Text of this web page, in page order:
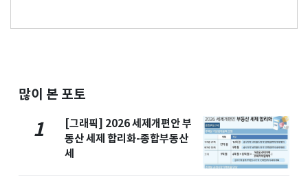
많이 본 포토
1
[그래픽] 2026 세제개편안 부
동산 세제 합리화-종합부동산
세